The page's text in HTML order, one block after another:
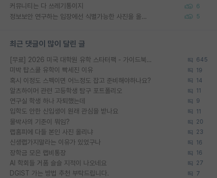
커뮤니티는 다 쓰레기통이지 6
정보보안 연구하는 입장에선 식별가능한 사진을 올리는건 비추이긴함 5
최근 댓글이 많이 달린 글
[무료] 2026 미국 대학원 유학 스타터팩 - 가이드북 & 합격자 컨택메일 템플릿 645
미박 탑스쿨 유학이 빡세진 이유 19
혹시 이정도 스펙이면 어느정도 잡고 준비해야하나요? 14
알츠하이머 관련 고등학생 탐구 포트폴리오 11
연구실 학생 하나 자퇴했는데 9
입학도 안한 신입생이 원래 관심을 받나요 11
물박사의 기준이 뭐임? 20
랩홈피에 다들 본인 사진 올리냐 23
신생랩가지말라는 이유가 있었구나 16
장학금 모은 랩비통장 16
AI 학회들 거품 슬슬 지적이 나오네요 27
DGIST 가는 방법 추천 부탁드립니다. 7